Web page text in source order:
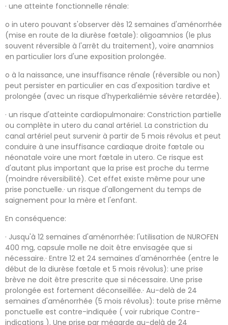
· une atteinte fonctionnelle rénale:
o in utero pouvant s'observer dès 12 semaines d'aménorrhée
(mise en route de la diurèse fœtale): oligoamnios (le plus
souvent réversible à l'arrêt du traitement), voire anamnios
en particulier lors d'une exposition prolongée.
o à la naissance, une insuffisance rénale (réversible ou non)
peut persister en particulier en cas d'exposition tardive et
prolongée (avec un risque d'hyperkaliémie sévère retardée).
· un risque d'atteinte cardiopulmonaire: Constriction partielle
ou complète in utero du canal artériel. La constriction du
canal artériel peut survenir à partir de 5 mois révolus et peut
conduire à une insuffisance cardiaque droite fœtale ou
néonatale voire une mort fœtale in utero. Ce risque est
d'autant plus important que la prise est proche du terme
(moindre réversibilité). Cet effet existe même pour une
prise ponctuelle.· un risque d'allongement du temps de
saignement pour la mère et l'enfant.
En conséquence:
· Jusqu'à 12 semaines d'aménorrhée: l'utilisation de NUROFEN
400 mg, capsule molle ne doit être envisagée que si
nécessaire.· Entre 12 et 24 semaines d'aménorrhée (entre le
début de la diurèse fœtale et 5 mois révolus): une prise
brève ne doit être prescrite que si nécessaire. Une prise
prolongée est fortement déconseillée.· Au-delà de 24
semaines d'aménorrhée (5 mois révolus): toute prise même
ponctuelle est contre-indiquée ( voir rubrique Contre-
indications ). Une prise par mégarde au-delà de 24